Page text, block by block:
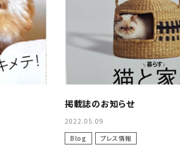
お出かけ
オーナーズアイテム
猫のおやつ
掲載誌のお知らせ
2022.05.09
Blog
プレス情報